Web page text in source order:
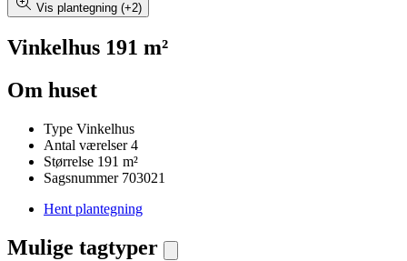
Vis plantegning (+2)
Vinkelhus 191 m²
Om huset
Type Vinkelhus
Antal værelser 4
Størrelse 191 m²
Sagsnummer 703021
Hent plantegning
Mulige tagtyper